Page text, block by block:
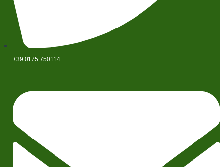
+39 0175 750114